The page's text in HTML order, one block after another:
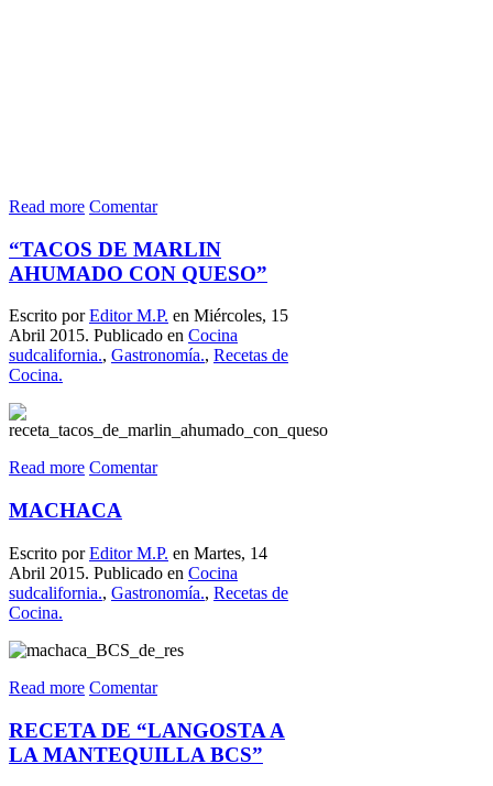
Read more Comentar
“TACOS DE MARLIN
AHUMADO CON QUESO”
Escrito porEditor M.P. en Miércoles, 15
Abril 2015. Publicado en Cocina
sudcalifornia., Gastronomía., Recetas de
Cocina.
Read more Comentar
MACHACA
Escrito porEditor M.P. en Martes, 14
Abril 2015. Publicado en Cocina
sudcalifornia., Gastronomía., Recetas de
Cocina.
Read more Comentar
RECETA DE “LANGOSTA A
LA MANTEQUILLA BCS”